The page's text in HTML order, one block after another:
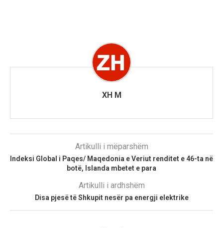
XH M
Artikulli i mëparshëm
Indeksi Global i Paqes/ Maqedonia e Veriut renditet e 46-ta në
botë, Islanda mbetet e para
Artikulli i ardhshëm
Disa pjesë të Shkupit nesër pa energji elektrike